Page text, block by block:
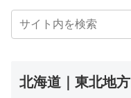
北海道｜東北地方